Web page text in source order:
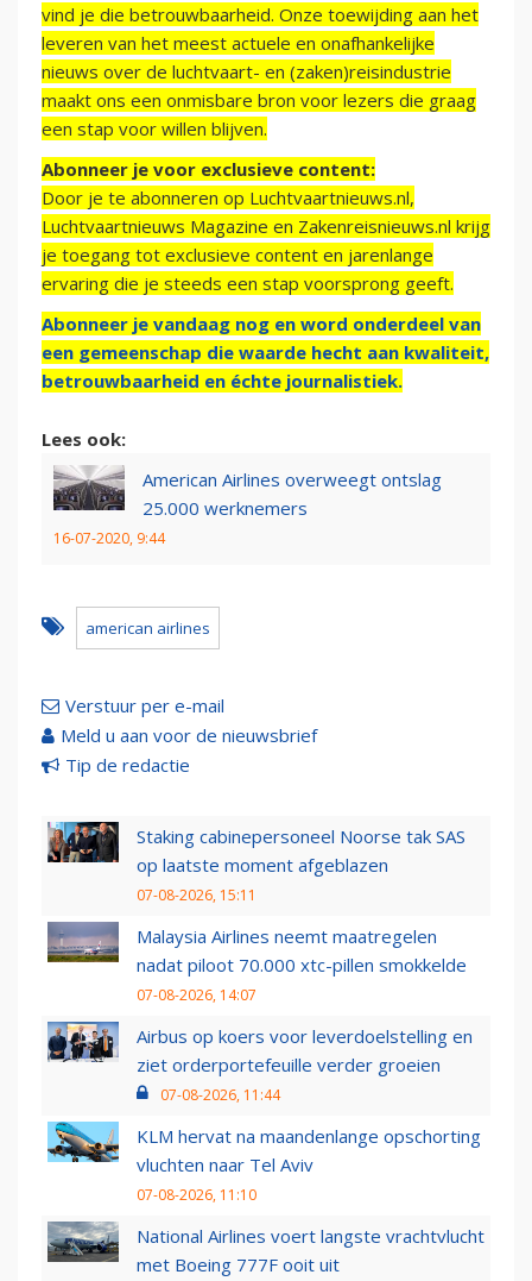
vind je die betrouwbaarheid. Onze toewijding aan het
leveren van het meest actuele en onafhankelijke
nieuws over de luchtvaart- en (zaken)reisindustrie
maakt ons een onmisbare bron voor lezers die graag
een stap voor willen blijven.
Abonneer je voor exclusieve content:
Door je te abonneren op Luchtvaartnieuws.nl,
Luchtvaartnieuws Magazine en Zakenreisnieuws.nl krijg
je toegang tot exclusieve content en jarenlange
ervaring die je steeds een stap voorsprong geeft.
Abonneer je vandaag nog en word onderdeel van
een gemeenschap die waarde hecht aan kwaliteit,
betrouwbaarheid en échte journalistiek.
Lees ook:
American Airlines overweegt ontslag
25.000 werknemers
16-07-2020, 9:44
american airlines
Verstuur per e-mail
Meld u aan voor de nieuwsbrief
Tip de redactie
Staking cabinepersoneel Noorse tak SAS
op laatste moment afgeblazen
07-08-2026, 15:11
Malaysia Airlines neemt maatregelen
nadat piloot 70.000 xtc-pillen smokkelde
07-08-2026, 14:07
Airbus op koers voor leverdoelstelling en
ziet orderportefeuille verder groeien
07-08-2026, 11:44
KLM hervat na maandenlange opschorting
vluchten naar Tel Aviv
07-08-2026, 11:10
National Airlines voert langste vrachtvlucht
met Boeing 777F ooit uit